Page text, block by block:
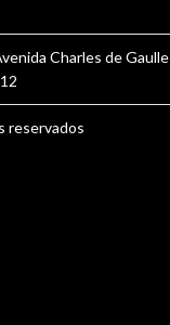
Charles de Gaulle
reservados